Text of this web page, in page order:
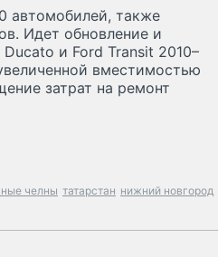
автомобилей, также
Идет обновление и
и Ford Transit 2010–
вместимостью
затрат на ремонт
челны татарстан нижний новгород